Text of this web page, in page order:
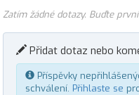
Zatím žádné dotazy. Buďte
Přidat dotaz nebo
Příspěvky
schválení. Přihlaste se